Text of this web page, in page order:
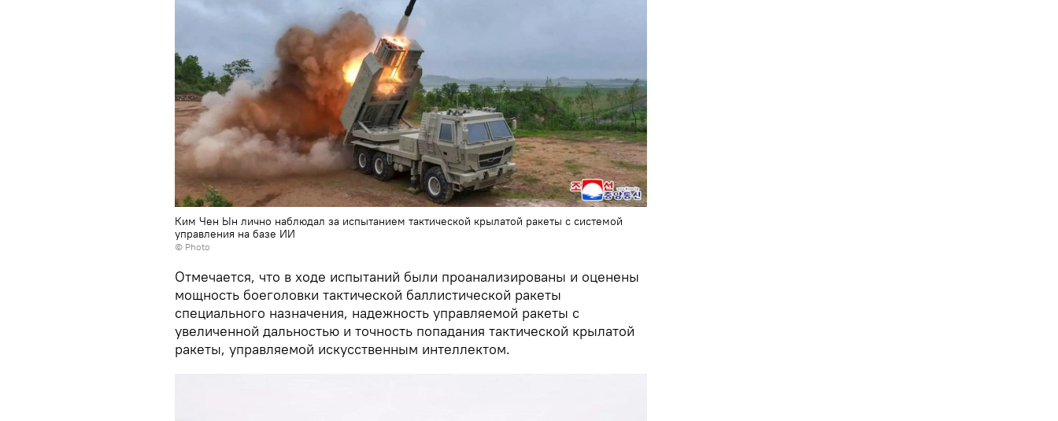
Ким Чен Ын лично наблюдал за испытанием тактической крылатой ракеты с системой
управления на базе ИИ
© Photo
Отмечается, что в ходе испытаний были проанализированы и оценены
мощность боеголовки тактической баллистической ракеты
специального назначения, надежность управляемой ракеты с
увеличенной дальностью и точность попадания тактической крылатой
ракеты, управляемой искусственным интеллектом.